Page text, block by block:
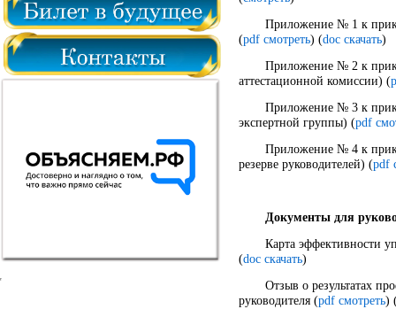
Приложение № 1 к
(pdf смотреть) (doc скачать)
Приложение № 2 к
аттестационной комиссии) (
Приложение № 3 к
экспертной группы) (pdf
Приложение № 4 к
резерве руководителей) (pdf
Документы для
Карта эффективности
(doc скачать)
Отзыв о результатах
руководителя (pdf смотреть)